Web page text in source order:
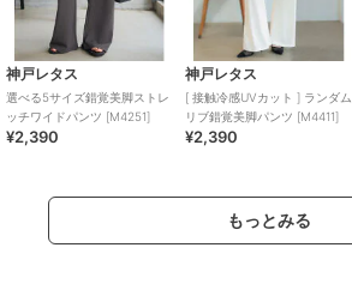
神戸レタス
選べる5サイズ錯覚美脚ストレ
ッチワイドパンツ [M4251]
¥2,390
神戸レタス
[ 接触冷感UVカット ] ランダム
リブ錯覚美脚パンツ [M4411]
¥2,390
もっとみる